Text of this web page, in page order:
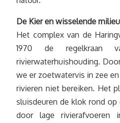
De Kier en wisselende
Het complex van de
1970 de regelkraan
rivierwaterhuishouding.
we er zoetwatervis in zee
rivieren niet bereiken. Het
sluisdeuren de klok rond
door lage